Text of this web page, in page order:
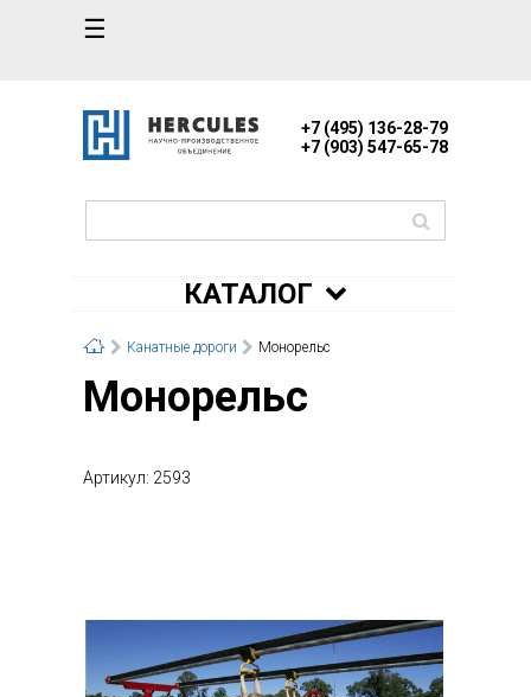
☰
+7 (495) 136-28-79
+7 (903) 547-65-78
КАТАЛОГ
Канатные дороги Монорельс
Монорельс
Артикул: 2593